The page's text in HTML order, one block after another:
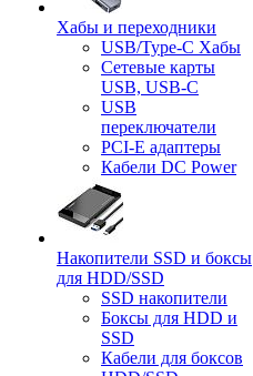
Хабы и переходники
USB/Type-C Хабы
Сетевые карты
USB, USB-C
USB
переключатели
PCI-E адаптеры
Кабели DC Power
Накопители SSD и боксы
для HDD/SSD
SSD накопители
Боксы для HDD и
SSD
Кабели для боксов